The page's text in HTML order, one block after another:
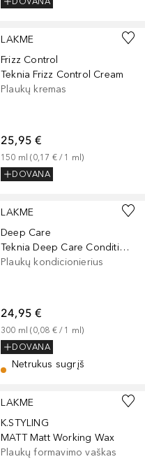
LAKME
Frizz Control
Teknia Frizz Control Cream
Plaukų kremas
25,95 €
150 ml (0,17 € / 1 ml)
DOVANA
LAKME
Deep Care
Teknia Deep Care Conditioner
Plaukų kondicionierius
24,95 €
300 ml (0,08 € / 1 ml)
DOVANA
Netrukus sugrįš
LAKME
K.STYLING
MATT Matt Working Wax
Plaukų formavimo vaškas